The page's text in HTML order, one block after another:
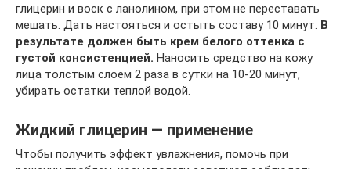
глицерин и воск с ланолином, при этом не переставать
мешать. Дать настояться и остыть составу 10 минут. В
результате должен быть крем белого оттенка с
густой консистенцией. Наносить средство на кожу
лица толстым слоем 2 раза в сутки на 10-20 минут,
убирать остатки теплой водой.
Жидкий глицерин — применение
Чтобы получить эффект увлажнения, помочь при